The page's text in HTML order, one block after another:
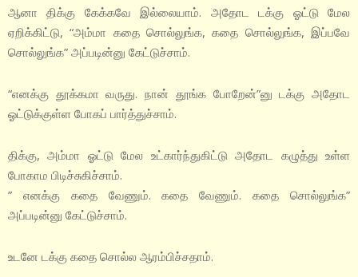
ஆனா திக்கு கேக்கவே இல்லையாம். அதோட டக்கு ஓட்டு மேல
ஏறிக்கிட்டு, “அம்மா கதை சொல்லுங்க, கதை சொல்லுங்க, இப்பவே
சொல்லுங்க” அப்படின்னு கேட்டுச்சாம்.
“எனக்கு தூக்கமா வருது. நான் தூங்க போறேன்”னு டக்கு அதோட
ஓட்டுக்குள்ள போகப் பார்த்துச்சாம்.
திக்கு, அம்மா ஓட்டு மேல உட்கார்ந்துகிட்டு அதோட கழுத்து உள்ள
போகாம பிடிச்சுகிச்சாம்.
” எனக்கு கதை வேணும். கதை வேணும். கதை சொல்லுங்க”
அப்படின்னு கேட்டுச்சாம்.
உடனே டக்கு கதை சொல்ல ஆரம்பிச்சதாம்.